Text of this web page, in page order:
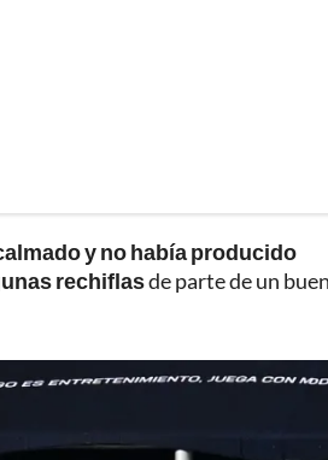
y no había producido
rechiflasde parte de un